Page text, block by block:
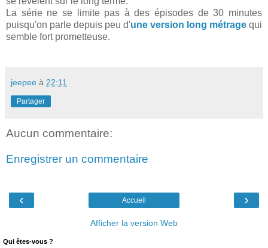
La série ne se limite pas à des épisodes de 30 minutes
puisqu'on parle depuis peu d'une version long métrage qui
semble fort prometteuse.
jeepee à 22:11
Partager
Aucun commentaire:
Enregistrer un commentaire
‹ ›
Accueil
Afficher la version Web
Qui êtes-vous ?